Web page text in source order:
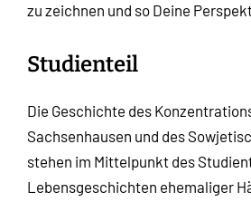
zu zeichnen und so Deine
Studienteil
Die Geschichte des
Sachsenhausen und des
stehen im Mittelpunkt des
Lebensgeschichten ehemaliger